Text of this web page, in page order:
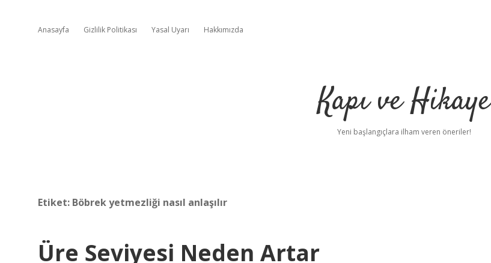
Anasayfa Gizlilik Politikası Yasal Uyarı Hakkımızda
Kapı ve Hikaye
Yeni başlangıçlara ilham veren öneriler!
Etiket: Böbrek yetmezliği nasıl anlaşılır
Üre Seviyesi Neden Artar